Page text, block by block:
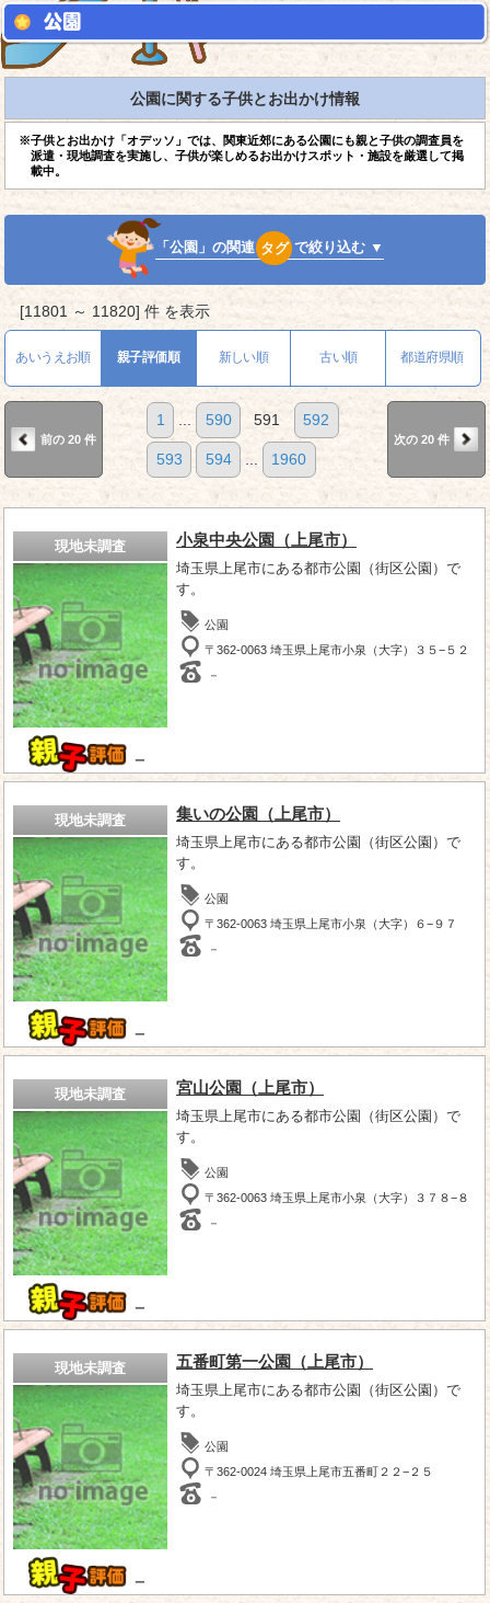
公園に関する子供とお出かけ情報
※子供とお出かけ「オデッソ」では、関東近郊にある公園にも親と子供の調査員を
派遣・現地調査を実施し、子供が楽しめるお出かけスポット・施設を厳選して掲
載中。
「公園」の関連 タグ で絞り込む ▼
[11801 ～ 11820] 件 を表示
あいうえお順 親子評価順 新しい順 古い順 都道府県順
前の 20 件
1 ... 590 591 592
593 594 ... 1960
次の 20 件
現地未調査
－
小泉中央公園（上尾市）
埼玉県上尾市にある都市公園（街区公園）で
す。
公園
〒362-0063 埼玉県上尾市小泉（大字）３５−５２
－
現地未調査
－
集いの公園（上尾市）
埼玉県上尾市にある都市公園（街区公園）で
す。
公園
〒362-0063 埼玉県上尾市小泉（大字）６−９７
－
現地未調査
－
宮山公園（上尾市）
埼玉県上尾市にある都市公園（街区公園）で
す。
公園
〒362-0063 埼玉県上尾市小泉（大字）３７８−８
－
現地未調査
－
五番町第一公園（上尾市）
埼玉県上尾市にある都市公園（街区公園）で
す。
公園
〒362-0024 埼玉県上尾市五番町２２−２５
－